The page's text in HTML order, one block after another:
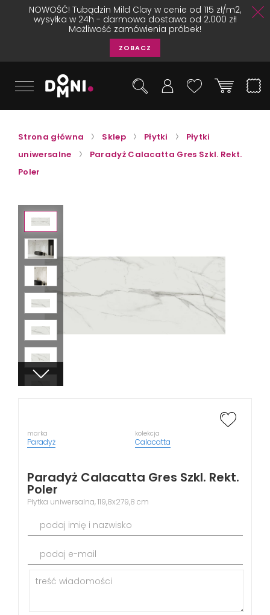
NOWOŚĆ! Tubądzin Mild Clay w cenie od 115 zł/m2,
wysyłka w 24h - darmowa dostawa od 2.000 zł!
Możliwość zamówienia próbek!
ZOBACZ
Strona główna Sklep Płytki
Płytki
uniwersalne
Paradyż Calacatta Gres Szkl. Rekt.
Poler
marka
Paradyż
kolekcja
Calacatta
Paradyż Calacatta Gres Szkl. Rekt.
Poler
Płytka uniwersalna, 119,8x279,8 cm
podaj imię i nazwisko
podaj e-mail